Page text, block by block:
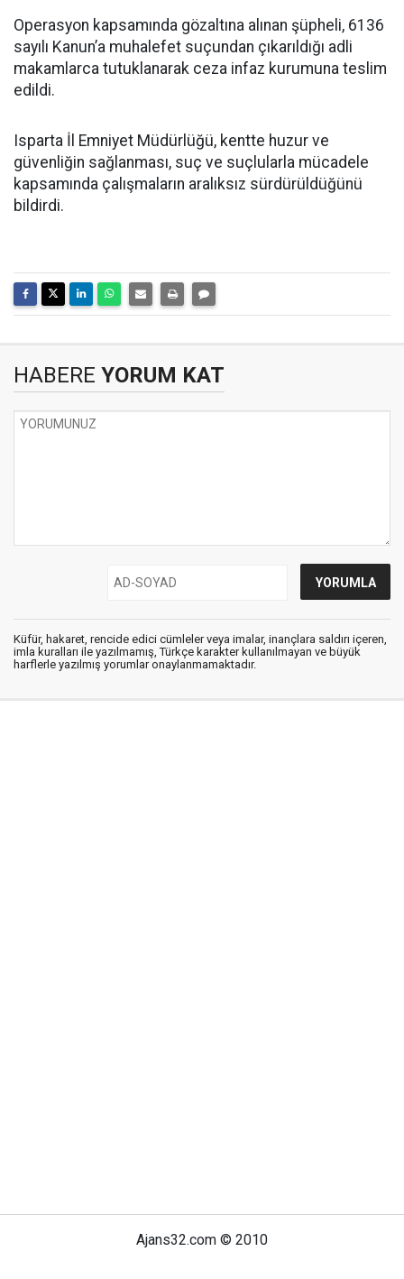
Operasyon kapsamında gözaltına alınan şüpheli, 6136
sayılı Kanun’a muhalefet suçundan çıkarıldığı adli
makamlarca tutuklanarak ceza infaz kurumuna teslim
edildi.
Isparta İl Emniyet Müdürlüğü, kentte huzur ve
güvenliğin sağlanması, suç ve suçlularla mücadele
kapsamında çalışmaların aralıksız sürdürüldüğünü
bildirdi.
HABERE YORUM KAT
Küfür, hakaret, rencide edici cümleler veya imalar, inançlara saldırı içeren,
imla kuralları ile yazılmamış, Türkçe karakter kullanılmayan ve büyük
harflerle yazılmış yorumlar onaylanmamaktadır.
Ajans32.com © 2010